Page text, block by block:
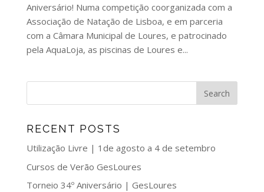
Aniversário! Numa competição coorganizada com a
Associação de Natação de Lisboa, e em parceria
com a Câmara Municipal de Loures, e patrocinado
pela AquaLoja, as piscinas de Loures e...
RECENT POSTS
Utilização Livre | 1de agosto a 4 de setembro
Cursos de Verão GesLoures
Torneio 34º Aniversário | GesLoures